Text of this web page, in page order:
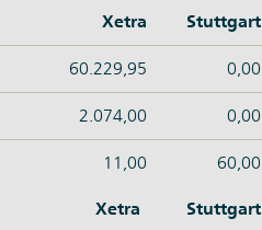
Xetra Stuttgart
60.229,95 0,00
2.074,00 0,00
11,00 60,00
Xetra Stuttgart